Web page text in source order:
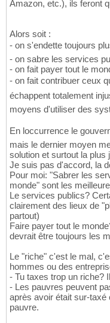
Amazon, etc.), ils feront
Alors soit :
- on s'endette toujours
- on sabre les services
- on fait payer tout le
- on fait contribuer ceux
échappent totalement
moyens d'utiliser des
En loccurrence le
mais le dernier moyen
solution et surtout la plus
Je suis pas d'accord, la
Pour moi: "Sabrer les
monde" sont les
Le services publics?
clairement des lieux de
partout)
Faire payer tout le
devrait être toujours les
Le "riche" c'est le mal,
hommes ou des
- Tu taxes trop un riche?
- Les pauvres peuvent
après avoir était sur-
pauvre.